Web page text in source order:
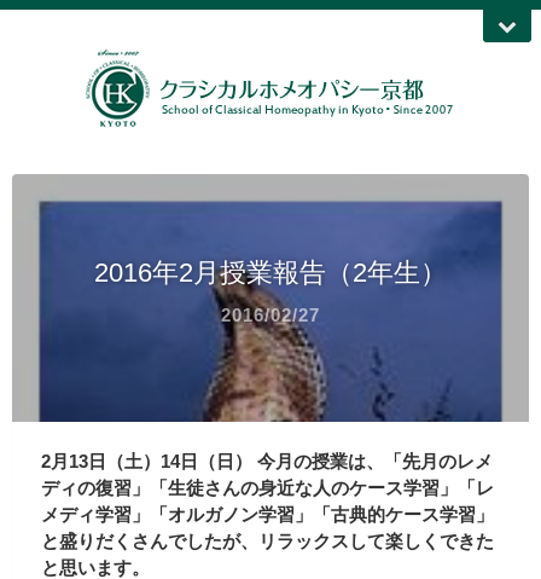
2016年2月授業報告（2年生）
2016/02/27
2月13日（土）14日（日）
今月の授業は、「先月のレメ
ディの復習」「生徒さんの身近な人のケース学習」「レ
メディ学習」「オルガノン学習」「古典的ケース学習」
と盛りだくさんでしたが、リラックスして楽しくできた
と思います。